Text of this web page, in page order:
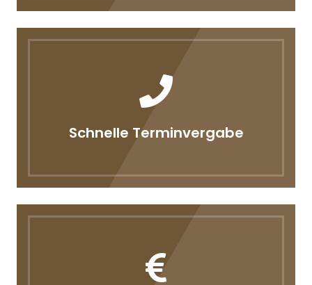
Schnelle Terminvergabe